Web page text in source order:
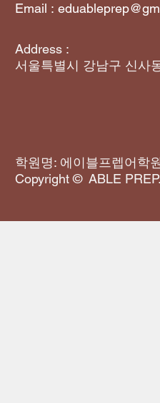
Address :
서울특별시 강남구 신
Email :
학원명: 에이블프렙어학
Copyright © ABLE